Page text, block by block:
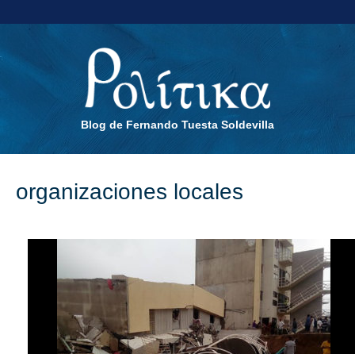
Blog de Fernando Tuesta Soldevilla
organizaciones locales